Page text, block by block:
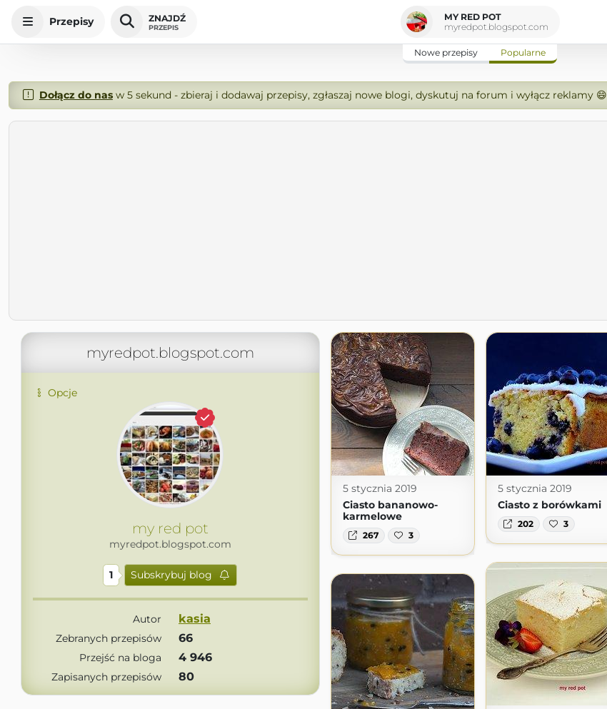
Przepisy ZNAJDŹ
PRZEPIS
MY RED POT
myredpot.blogspot.com
Nowe przepisy Popularne
Dołącz do nasw 5 sekund - zbieraj i dodawaj przepisy, zgłaszaj nowe blogi, dyskutuj na forum i wyłącz reklamy 😄
myredpot.blogspot.com
Opcje
my red pot
myredpot.blogspot.com
1 Subskrybuj blog
Autor kasia
Zebranych przepisów 66
Przejść na bloga 4 946
Zapisanych przepisów 80
5 stycznia 2019
Ciasto bananowo-
karmelowe
267 3
5 stycznia 2019
Ciasto z borówkami
202 3